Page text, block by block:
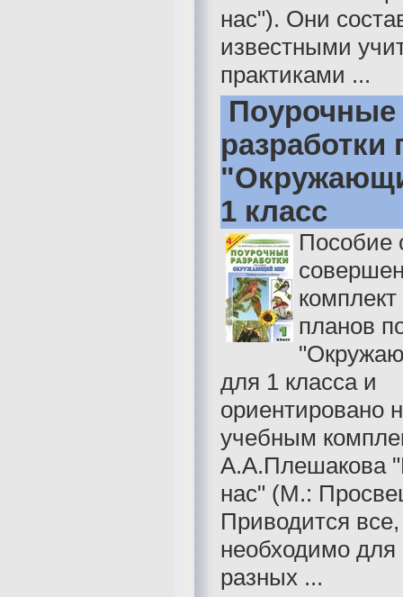
нас"). Они
известными
практиками ...
Поурочные
разработки
1 класс
Пособие
планов
для 1 класса и
ориентировано
учебным
А.А.Плешакова
нас" (М.:
Приводится
необходимо для
разных ...